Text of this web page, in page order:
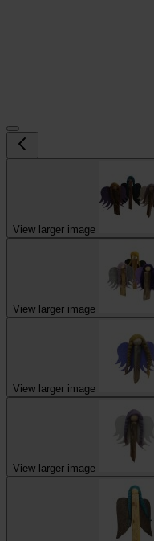
View larger image
View larger image
View larger image
View larger image